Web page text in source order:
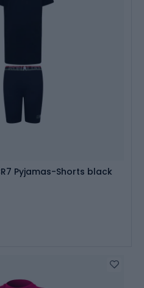
Pyjamas-Shorts black